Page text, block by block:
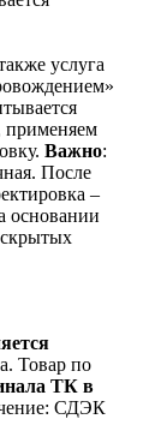
услуга
применяем
Важно:
После
–
основании
скрытых
Товар по
ТК в
СДЭК